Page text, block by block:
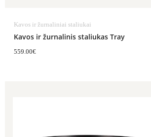
Kavos ir žurnaliniai staliukai
Kavos ir žurnalinis staliukas Tray
559.00€